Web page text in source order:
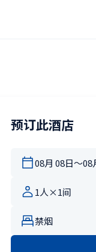
预订此酒店